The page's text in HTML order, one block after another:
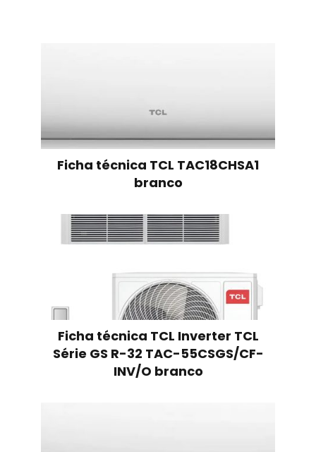
Ficha técnica TCL TAC18CHSA1
branco
Ficha técnica TCL Inverter TCL
Série GS R-32 TAC-55CSGS/CF-
INV/O branco